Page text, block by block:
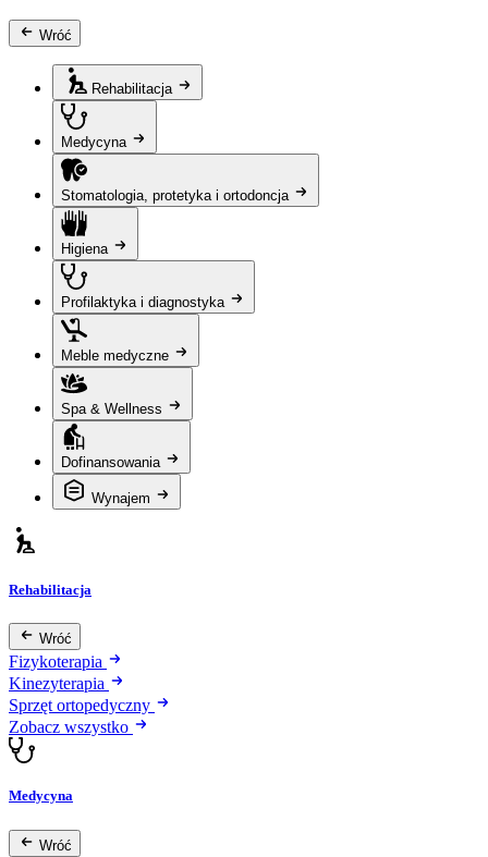
Wróć
Rehabilitacja
Medycyna
Stomatologia, protetyka i ortodoncja
Higiena
Profilaktyka i diagnostyka
Meble medyczne
Spa & Wellness
Dofinansowania
Wynajem
Rehabilitacja
Wróć
Fizykoterapia
Kinezyterapia
Sprzęt ortopedyczny
Zobacz wszystko
Medycyna
Wróć